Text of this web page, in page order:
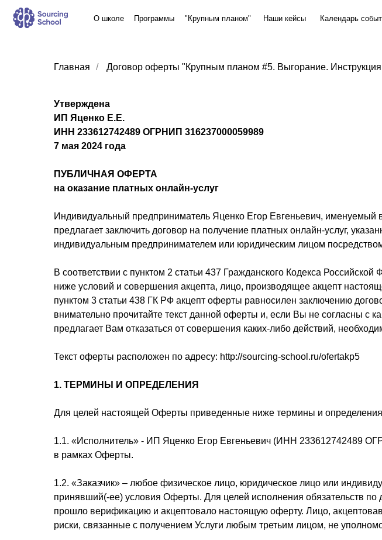
О школе "Крупным планом" Наши кейсы Календарь событий База
Программы
Главная / Договор оферты "Крупным планом #5. Выгорание.
Утверждена
ИП Яценко Е.Е.
ИНН 233612742489 ОГРНИП 316237000059989
7 мая 2024 года
ПУБЛИЧНАЯ ОФЕРТА
на оказание платных онлайн-услуг
Индивидуальный предприниматель Яценко Егор Евгеньевич,
предлагает заключить договор на получение платных онлайн-услуг,
индивидуальным предпринимателем или юридическим лицом
В соответствии с пунктом 2 статьи 437 Гражданского Кодекса
ниже условий и совершения акцепта, лицо, производящее акцепт
пунктом 3 статьи 438 ГК РФ акцепт оферты равносилен заключению
внимательно прочитайте текст данной оферты и, если Вы не согласны с
предлагает Вам отказаться от совершения каких-либо действий,
Текст оферты расположен по адресу: http://sourcing-school.ru/ofertakp5
1. ТЕРМИНЫ И ОПРЕДЕЛЕНИЯ
Для целей настоящей Оферты приведенные ниже термины и
1.1. «Исполнитель» - ИП Яценко Егор Евгеньевич (ИНН 233612742489
в рамках Оферты.
1.2. «Заказчик» – любое физическое лицо, юридическое лицо или
принявший(-ее) условия Оферты. Для целей исполнения обязательств по
прошло верификацию и акцептовало настоящую оферту. Лицо,
риски, связанные с получением Услуги любым третьим лицом, не